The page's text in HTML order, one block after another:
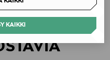
KAIKKI
Belgium